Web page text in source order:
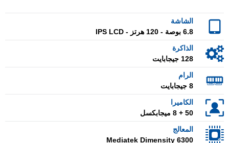
الشاشة
6.8 بوصة - 120 هرتز - IPS LCD
الذاكرة
128 جيجابايت
الرام
8 جيجابايت
الكاميرا
50 + 8 ميجابكسل
المعالج
Mediatek Dimensity 6300